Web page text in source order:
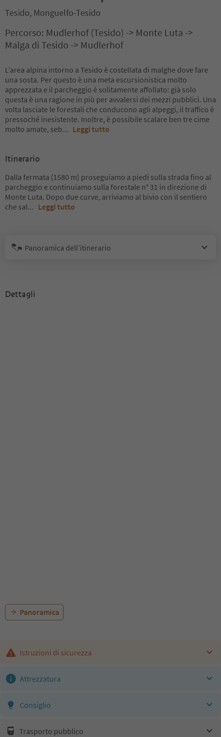
Tesido, Monguelfo-Tesido
Percorso: Mudlerhof (Tesido) -> Monte Luta ->
Malga di Tesido -> Mudlerhof
L’area alpina intorno a Tesido è costellata di malghe dove fare
una sosta. Per questo è una meta escursionistica molto
apprezzata e il parcheggio è solitamente affollato: già solo
questa è una ragione in più per avvalersi dei mezzi pubblici. Una
volta lasciate le forestali che conducono agli alpeggi, il traffico è
pressoché inesistente. Inoltre, è possibile scalare ben tre cime
molto amate, seb... Leggi tutto
Itinerario
Dalla fermata (1580 m) proseguiamo a piedi sulla strada fino al
parcheggio e continuiamo sulla forestale n° 31 in direzione di
Monte Luta. Dopo due curve, arriviamo al bivio con il sentiero
che sal... Leggi tutto
Panoramica dell’itinerario
Dettagli
Panoramica
Istruzioni di sicurezza
Attrezzatura
Consiglio
Trasporto pubblico